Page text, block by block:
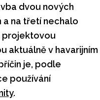
dvou nových
na třetí nechalo
projektovou
aktuálně v havarijním
je, podle
používání
.